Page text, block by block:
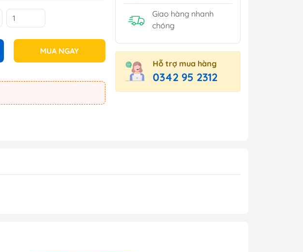
MUA NGAY
Giao hàng nhanh
chóng
Hỗ trợ mua hàng
0342 95 2312